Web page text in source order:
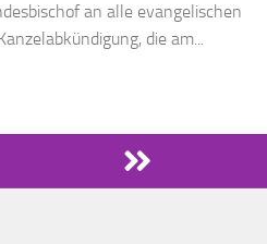
an alle evangelischen
die am...